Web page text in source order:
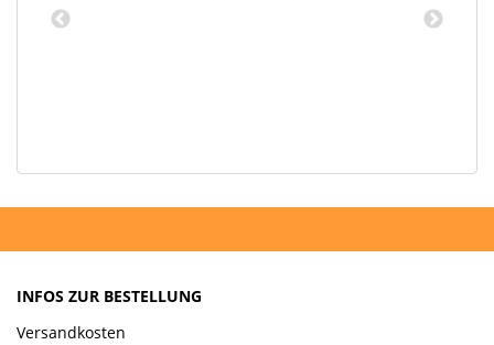
INFOS ZUR BESTELLUNG
Versandkosten